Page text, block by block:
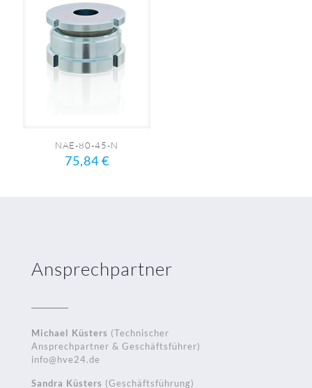
NAE-80-45-N
75,84 €
Ansprechpartner
Michael Küsters (Technischer
Ansprechpartner & Geschäftsführer)
info@hve24.de
Sandra Küsters (Geschäftsführung)